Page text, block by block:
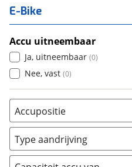
E-Bike
Accu uitneembaar
Ja, uitneembaar (0)
Nee, vast (0)
Accupositie
Bagagedrager (0)
Frame (0 )
Vloer (0
Type aandrijving
Achterwiel (0)